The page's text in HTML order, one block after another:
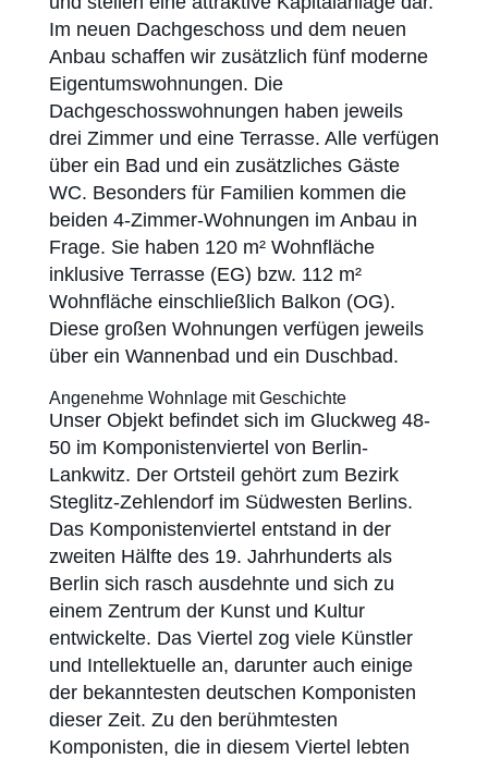
Im neuen Dachgeschoss und dem neuen
Anbau schaffen wir zusätzlich fünf moderne
Eigentumswohnungen. Die
Dachgeschosswohnungen haben jeweils
drei Zimmer und eine Terrasse. Alle verfügen
über ein Bad und ein zusätzliches Gäste
WC. Besonders für Familien kommen die
beiden 4-Zimmer-Wohnungen im Anbau in
Frage. Sie haben 120 m² Wohnfläche
inklusive Terrasse (EG) bzw. 112 m²
Wohnfläche einschließlich Balkon (OG).
Diese großen Wohnungen verfügen jeweils
über ein Wannenbad und ein Duschbad.
Angenehme Wohnlage mit Geschichte
Unser Objekt befindet sich im Gluckweg 48-
50 im Komponistenviertel von Berlin-
Lankwitz. Der Ortsteil gehört zum Bezirk
Steglitz-Zehlendorf im Südwesten Berlins.
Das Komponistenviertel entstand in der
zweiten Hälfte des 19. Jahrhunderts als
Berlin sich rasch ausdehnte und sich zu
einem Zentrum der Kunst und Kultur
entwickelte. Das Viertel zog viele Künstler
und Intellektuelle an, darunter auch einige
der bekanntesten deutschen Komponisten
dieser Zeit. Zu den berühmtesten
Komponisten, die in diesem Viertel lebten